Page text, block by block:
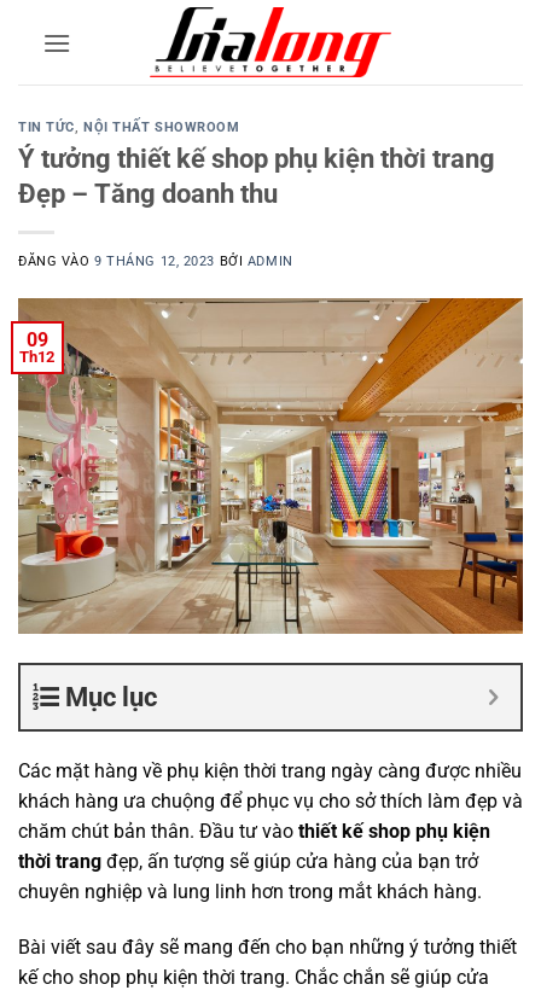
TIN TỨC,NỘI THẤT SHOWROOM
Ý tưởng thiết kế shop phụ kiện thời trang
Đẹp – Tăng doanh thu
ĐĂNG VÀO9 THÁNG 12, 2023 BỞI ADMIN
09
Th12
Mục lục
Các mặt hàng về phụ kiện thời trang ngày càng được nhiều
khách hàng ưa chuộng để phục vụ cho sở thích làm đẹp và
chăm chút bản thân. Đầu tư vào thiết kế shop phụ kiện
thời trang đẹp, ấn tượng sẽ giúp cửa hàng của bạn trở
chuyên nghiệp và lung linh hơn trong mắt khách hàng.
Bài viết sau đây sẽ mang đến cho bạn những ý tưởng thiết
kế cho shop phụ kiện thời trang. Chắc chắn sẽ giúp cửa